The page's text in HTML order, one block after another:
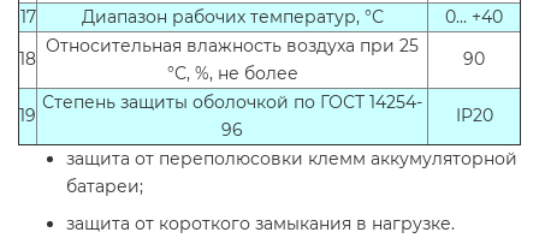
17
Диапазон рабочих температур, °С
0... +40
18
Относительная влажность воздуха при 25
°С, %, не более
90
19
Степень защиты оболочкой по ГОСТ 14254-
96
IP20
защита от переполюсовки клемм аккумуляторной
батареи;
защита от короткого замыкания в нагрузке.